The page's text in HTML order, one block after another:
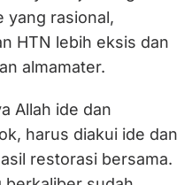
yang rasional,
HTN lebih eksis dan
almamater.
Allah ide dan
harus diakui ide dan
restorasi bersama.